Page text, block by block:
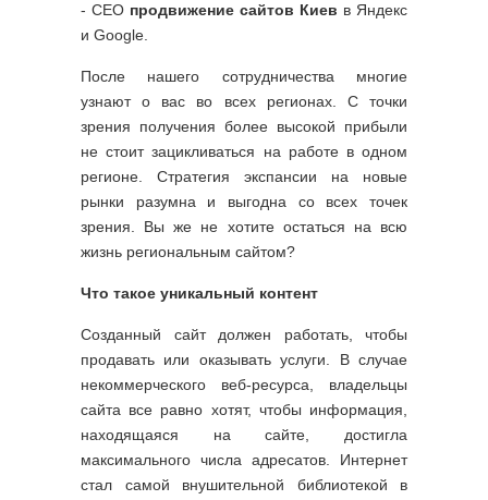
- СЕО продвижение сайтов Киев в Яндекс
и Google.
После нашего сотрудничества многие
узнают о вас во всех регионах. С точки
зрения получения более высокой прибыли
не стоит зацикливаться на работе в одном
регионе. Стратегия экспансии на новые
рынки разумна и выгодна со всех точек
зрения. Вы же не хотите остаться на всю
жизнь региональным сайтом?
Что такое уникальный контент
Созданный сайт должен работать, чтобы
продавать или оказывать услуги. В случае
некоммерческого веб-ресурса, владельцы
сайта все равно хотят, чтобы информация,
находящаяся на сайте, достигла
максимального числа адресатов. Интернет
стал самой внушительной библиотекой в